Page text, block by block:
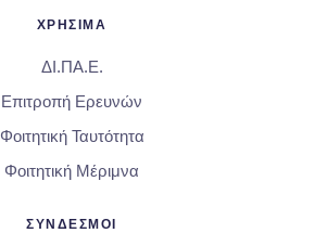
ΧΡΗΣΙΜΑ
ΔΙ.ΠΑ.Ε.
Επιτροπή Ερευνών
Φοιτητική Ταυτότητα
Φοιτητική Μέριμνα
ΣΥΝΔΕΣΜΟΙ